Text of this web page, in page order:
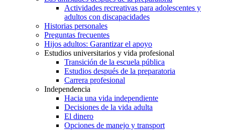
Actividades recreativas para adolescentes y
adultos con discapacidades
Historias personales
Preguntas frecuentes
Hijos adultos: Garantizar el apoyo
Estudios universitarios y vida profesional
Transición de la escuela pública
Estudios después de la preparatoria
Carrera profesional
Independencia
Hacia una vida independiente
Decisiones de la vida adulta
El dinero
Opciones de manejo y transport